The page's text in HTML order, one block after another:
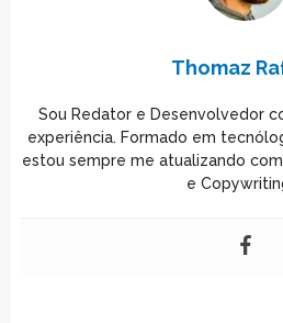
Thomaz
Sou Redator e Desenvolvedor
experiência. Formado em
estou sempre me atualizando
e